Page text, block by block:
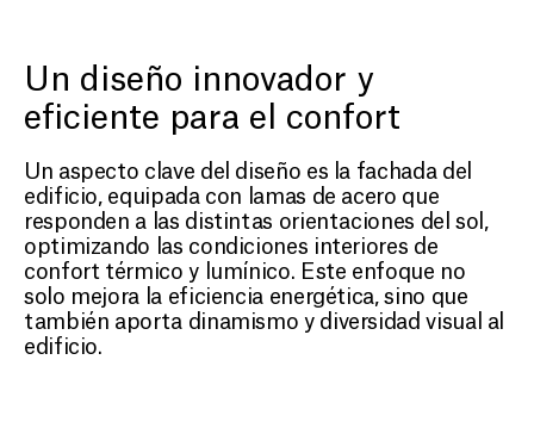
Un diseño innovador y
eficiente para el confort
Un aspecto clave del diseño es la fachada del
edificio, equipada con lamas de acero que
responden a las distintas orientaciones del sol,
optimizando las condiciones interiores de
confort térmico y lumínico. Este enfoque no
solo mejora la eficiencia energética, sino que
también aporta dinamismo y diversidad visual al
edificio.